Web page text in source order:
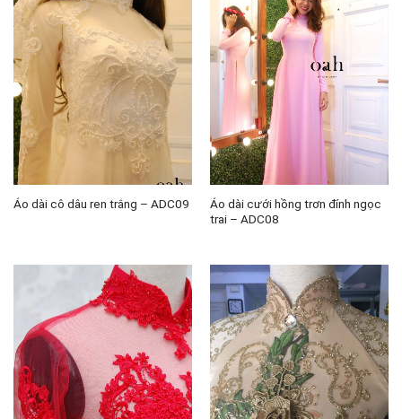
Áo dài cô dâu ren trắng – ADC09
Áo dài cưới hồng trơn đính ngọc
trai – ADC08